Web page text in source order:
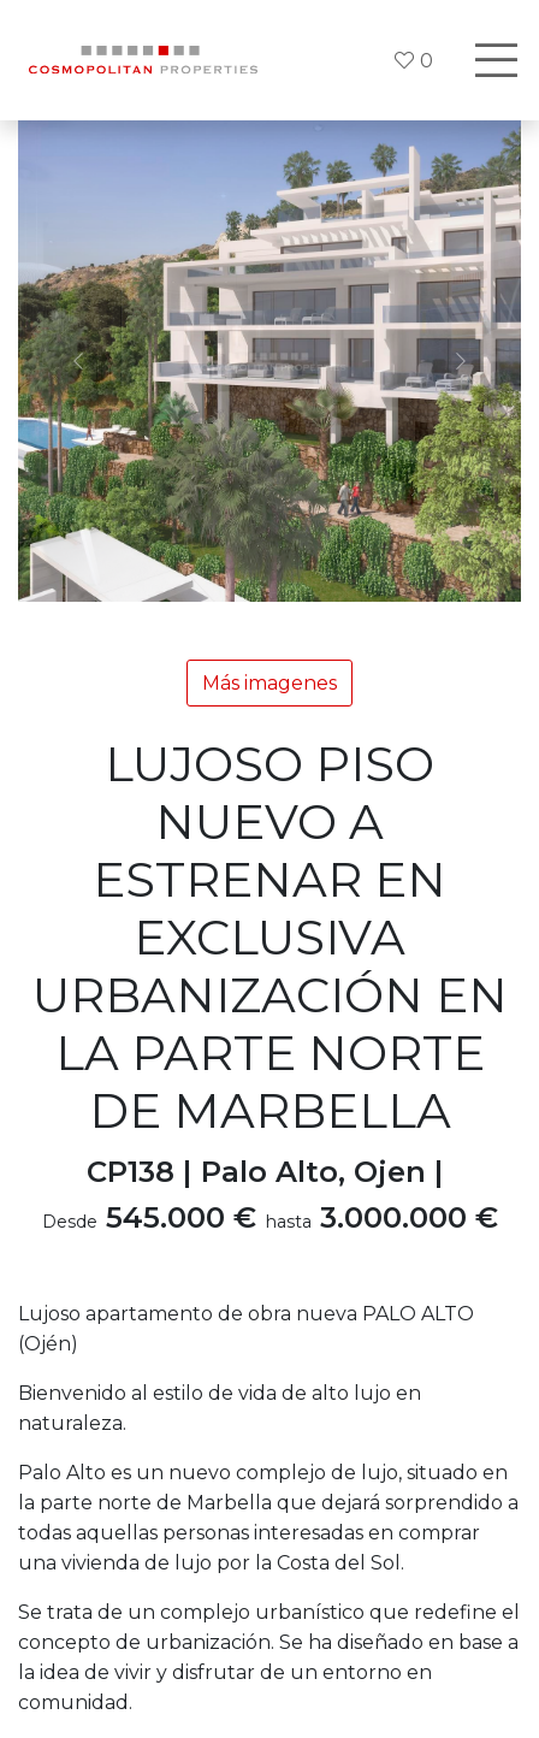
0
Previous
Más imagenes
LUJOSO PISO
NUEVO A
ESTRENAR EN
EXCLUSIVA
URBANIZACIÓN EN
LA PARTE NORTE
DE MARBELLA
CP138 | Palo Alto, Ojen |
Desde 545.000 € hasta 3.000.000 €
Lujoso apartamento de obra nueva PALO ALTO
(Ojén)
Bienvenido al estilo de vida de alto lujo en
naturaleza.
Palo Alto es un nuevo complejo de lujo, situado en
la parte norte de Marbella que dejará sorprendido a
todas aquellas personas interesadas en comprar
una vivienda de lujo por la Costa del Sol.
Se trata de un complejo urbanístico que redefine el
concepto de urbanización. Se ha diseñado en base a
la idea de vivir y disfrutar de un entorno en
comunidad.